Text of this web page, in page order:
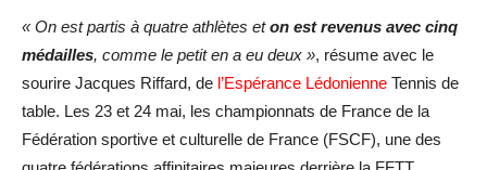
« On est partis à quatre athlètes eton est revenus avec cinq
médailles, comme le petit en a eu deux », résume avec le
sourire Jacques Riffard, de l’Espérance Lédonienne Tennis de
table. Les 23 et 24 mai, les championnats de France de la
Fédération sportive et culturelle de France (FSCF), une des